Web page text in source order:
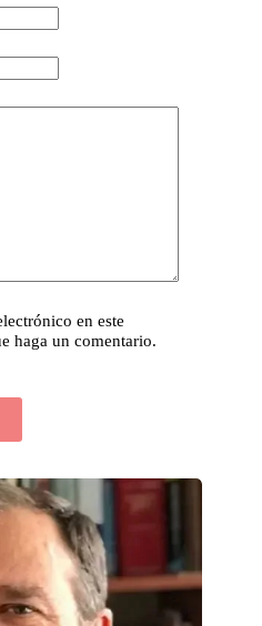
en este
haga un comentario.